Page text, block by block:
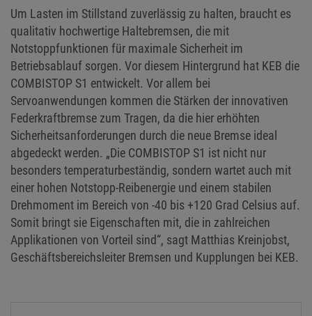
Um Lasten im Stillstand zuverlässig zu halten, braucht es
qualitativ hochwertige Haltebremsen, die mit
Notstoppfunktionen für maximale Sicherheit im
Betriebsablauf sorgen. Vor diesem Hintergrund hat KEB die
COMBISTOP S1 entwickelt. Vor allem bei
Servoanwendungen kommen die Stärken der innovativen
Federkraftbremse zum Tragen, da die hier erhöhten
Sicherheitsanforderungen durch die neue Bremse ideal
abgedeckt werden. „Die COMBISTOP S1 ist nicht nur
besonders temperaturbeständig, sondern wartet auch mit
einer hohen Notstopp-Reibenergie und einem stabilen
Drehmoment im Bereich von -40 bis +120 Grad Celsius auf.
Somit bringt sie Eigenschaften mit, die in zahlreichen
Applikationen von Vorteil sind“, sagt Matthias Kreinjobst,
Geschäftsbereichsleiter Bremsen und Kupplungen bei KEB.